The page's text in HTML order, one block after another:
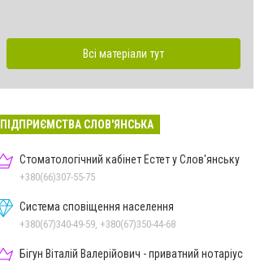
Всі матеріали тут
ПІДПРИЄМСТВА СЛОВ'ЯНСЬКА
Стоматологічний кабінет Естет у Слов'янську
+380(66)307-55-75
Система сповіщення населення
+380(67)340-49-59, +380(67)350-44-68
Бігун Віталій Валерійович - приватний нотаріус